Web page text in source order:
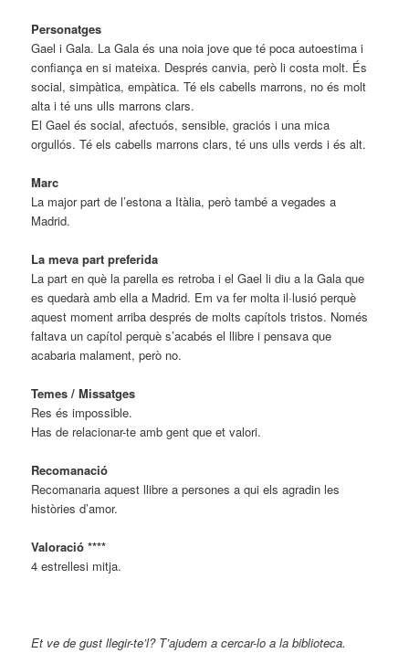
Personatges
Gael i Gala. La Gala és una noia jove que té poca autoestima i
confiança en si mateixa. Després canvia, però li costa molt. És
social, simpàtica, empàtica. Té els cabells marrons, no és molt
alta i té uns ulls marrons clars.
El Gael és social, afectuós, sensible, graciós i una mica
orgullós. Té els cabells marrons clars, té uns ulls verds i és alt.
Marc
La major part de l’estona a Itàlia, però també a vegades a
Madrid.
La meva part preferida
La part en què la parella es retroba i el Gael li diu a la Gala que
es quedarà amb ella a Madrid. Em va fer molta il·lusió perquè
aquest moment arriba després de molts capítols tristos. Només
faltava un capítol perquè s’acabés el llibre i pensava que
acabaria malament, però no.
Temes / Missatges
Res és impossible.
Has de relacionar-te amb gent que et valori.
Recomanació
Recomanaria aquest llibre a persones a qui els agradin les
històries d’amor.
Valoració ****
4 estrellesi mitja.
Et ve de gust llegir-te’l? T’ajudem a cercar-lo a la biblioteca.